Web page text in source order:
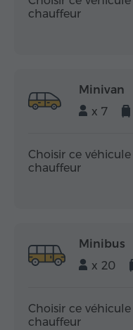
chauffeur
Minivan
x 7
Choisir ce
chauffeur
Minibus
x 20
Choisir ce
chauffeur